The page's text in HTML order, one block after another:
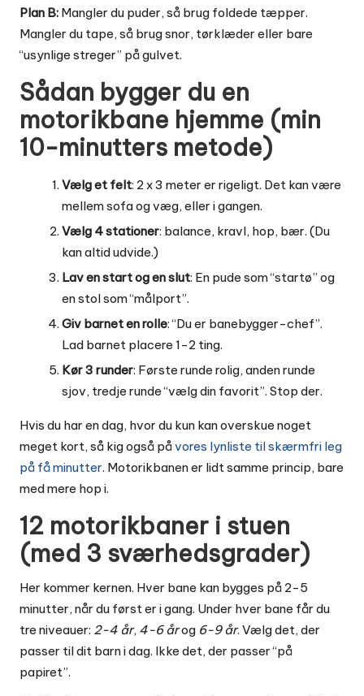
Plan B: Mangler du puder, så brug foldede tæpper.
Mangler du tape, så brug snor, tørklæder eller bare
“usynlige streger” på gulvet.
Sådan bygger du en
motorikbane hjemme (min
10-minutters metode)
Vælg et felt: 2 x 3 meter er rigeligt. Det kan være
mellem sofa og væg, eller i gangen.
Vælg 4 stationer: balance, kravl, hop, bær. (Du
kan altid udvide.)
Lav en start og en slut: En pude som “startø” og
en stol som “målport”.
Giv barnet en rolle: “Du er banebygger-chef”.
Lad barnet placere 1-2 ting.
Kør 3 runder: Første runde rolig, anden runde
sjov, tredje runde “vælg din favorit”. Stop der.
Hvis du har en dag, hvor du kun kan overskue noget
meget kort, så kig også påvores lynliste til skærmfri leg
på få minutter. Motorikbanen er lidt samme princip, bare
med mere hop i.
12 motorikbaner i stuen
(med 3 sværhedsgrader)
Her kommer kernen. Hver bane kan bygges på 2-5
minutter, når du først er i gang. Under hver bane får du
tre niveauer: 2-4 år, 4-6 årog 6-9 år. Vælg det, der
passer til dit barn i dag. Ikke det, der passer “på
papiret”.